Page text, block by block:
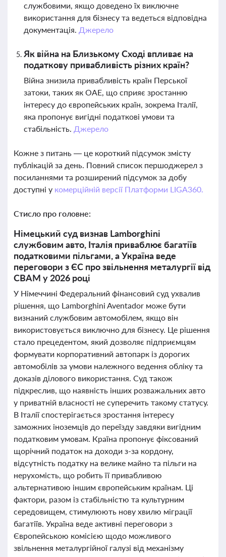
службовими, якщо доведено їх виключне
використання для бізнесу та ведеться відповідна
документація. Джерело
Як війна на Близькому Сході впливає на
податкову привабливість різних країн?
Війна знизила привабливість країн Перської
затоки, таких як ОАЕ, що сприяє зростанню
інтересу до європейських країн, зокрема Італії,
яка пропонує вигідні податкові умови та
стабільність. Джерело
Кожне з питань — це короткий підсумок змісту
публікацій за день. Повний список першоджерел з
посиланнями та розширений підсумок за добу
доступні у комерційній версії Платформи LIGA360.
Стисло про головне:
Німецький суд визнав Lamborghini
службовим авто, Італія приваблює багатіїв
податковими пільгами, а Україна веде
переговори з ЄС про звільнення металургії від
CBAM у 2026 році
У Німеччині Федеральний фінансовий суд ухвалив
рішення, що Lamborghini Aventador може бути
визнаний службовим автомобілем, якщо він
використовується виключно для бізнесу. Це рішення
стало прецедентом, який дозволяє підприємцям
формувати корпоративний автопарк із дорогих
автомобілів за умови належного ведення обліку та
доказів ділового використання. Суд також
підкреслив, що наявність інших розважальних авто
у приватній власності не суперечить такому статусу.
В Італії спостерігається зростання інтересу
заможних іноземців до переїзду завдяки вигідним
податковим умовам. Країна пропонує фіксований
щорічний податок на доходи з-за кордону,
відсутність податку на велике майно та пільги на
нерухомість, що робить її привабливою
альтернативою іншим європейським країнам. Ці
фактори, разом із стабільністю та культурним
середовищем, стимулюють нову хвилю міграції
багатіїв. Україна веде активні переговори з
Європейською комісією щодо можливого
звільнення металургійної галузі від механізму